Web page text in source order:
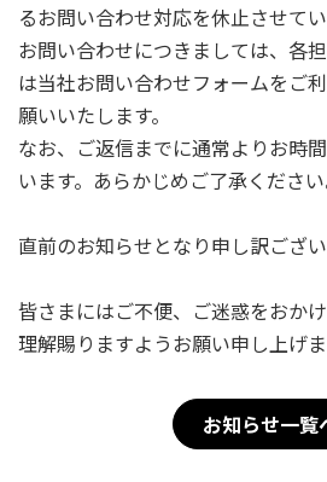
るお問い合わせ対応を休止させてい
お問い合わせにつきましては、各
は当社お問い合わせフォームをご
願いいたします。
なお、ご返信までに通常よりお時
います。あらかじめご了承ください
直前のお知らせとなり申し訳ござい
皆さまにはご不便、ご迷惑をおか
理解賜りますようお願い申し上げま
お知らせ一覧